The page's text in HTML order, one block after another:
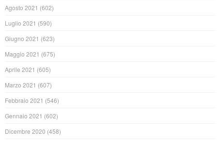
Agosto 2021 (602)
Luglio 2021 (590)
Giugno 2021 (623)
Maggio 2021 (675)
Aprile 2021 (605)
Marzo 2021 (607)
Febbraio 2021 (546)
Gennaio 2021 (602)
Dicembre 2020 (458)